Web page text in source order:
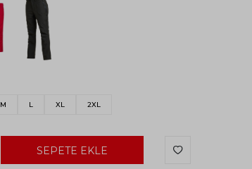
M L XL 2XL
SEPETE EKLE